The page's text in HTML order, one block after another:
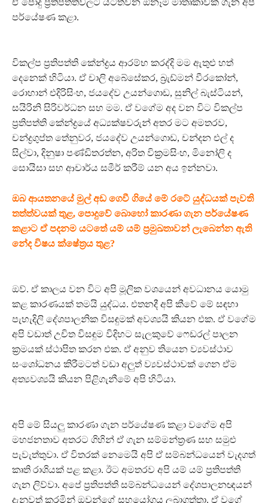
ඒ පොදු ප්‍රතිපත්තිවලට යටත්වන ඕනෑම මාතෘකාවක් ගැන අපි
පර්යේෂණ කළා.
විකල්ප ප්‍රතිපත්ති කේන්ද්‍රය ආරම්භ කරද්දි මම ඇතුළු හත්
දෙනෙක් හිටියා. ඒ චාලි අබේසේකර, බ්‍රැඩ්මන් වීරකෝන්,
රොහාන් එදිරිසිංහ, ජයදේව උයන්ගොඩ, සුනිල් බැස්ටියන්,
සයිරිනි සිරිවර්ධන සහ මම. ඒ වගේම අද වන විට විකල්ප
ප්‍රතිපත්ති කේන්ද්‍රයේ අධ්‍යක්ෂවරුන් අතර මට අමතරව,
චන්ද්‍රගුප්ත තේනුවර, ජයදේව උයන්ගොඩ, චන්දන එල් ද
සිල්වා, දිනුෂා පණ්ඩිතරත්න, අරිත වික්‍රමසිංහ, මිනෝලි ද
සොයිසා සහ ආචාර්ය සමීර් කරීම් යන අය ඉන්නවා.
ඔබ ආයතනයේ මුල් අඩ ගෙවී ගියේ මේ රටේ යුද්ධයක් පැවති
තත්ත්වයක් තුළ, පොදුවේ බොහෝ කාරණා ගැන පර්යේෂණ
කළාට ඒ පදනම යටතේ යම් යම් ප්‍රමුඛතාවන් ලැබෙන්න ඇති
නේද විෂය ක්ෂේත්‍රය තුළ?
ඔව්. ඒ කාලය වන විට අපි මූලික වශයෙන් අවධානය යොමු
කළ කාරණයක් තමයි යුද්ධය. එතනදී අපි කීවේ මේ සඳහා
පැහැදිලි දේශපාලනික විසඳුමක් අවශ්‍යයි කියන එක. ඒ වගේම
අපි වඩාත් උචිත විසඳුම විදිහට සැලකුවේ ෆෙඩරල් පාලන
ක්‍රමයක් ස්ථාපිත කරන එක. ඒ අනුව තියෙන ව්‍යවස්ථාව
සංශෝධනය කිරීමටත් වඩා අලුත් ව්‍යවස්ථාවක් ගෙන ඒම
අත්‍යවශ්‍යයි කියන පිළිගැනීමේ අපි හිටියා.
අපි මේ සියලු කාරණා ගැන පර්යේෂණ කළා වගේම අපි
මහජනතාව අතරට ගිහින් ඒ ගැන සම්මන්ත්‍රණ සහ සමුළු
පැවැත්තුවා. ඒ විතරක් නෙමෙයි අපි ඒ සම්බන්ධයෙන් වැදගත්
කෘති රාශියක් පළ කළා. ඊට අමතරව අපි යම් යම් ප්‍රතිපත්ති
ගැන ලිව්වා. අපේ ප්‍රතිපත්ති සම්බන්ධයෙන් දේශපාලනඥයන්
දැනුවත් කරමින් ඔවුන්ගේ සහයෝගය ලබාගත්තා. ඒ වගේ